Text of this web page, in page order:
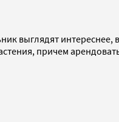
выглядят интереснее,
причем